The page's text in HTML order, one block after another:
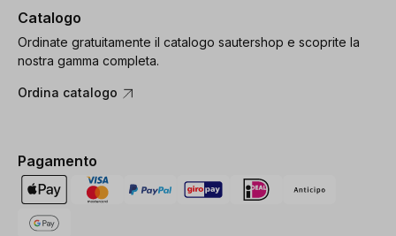
Catalogo
Ordinate gratuitamente il catalogo sautershop e scoprite la
nostra gamma completa.
Ordina catalogo
Pagamento